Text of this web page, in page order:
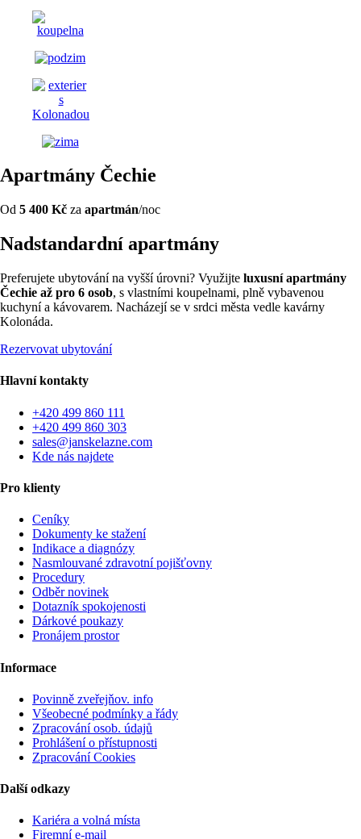
Apartmány Čechie
Od 5 400 Kč za apartmán/noc
Nadstandardní apartmány
Preferujete ubytování na vyšší úrovni? Využijte luxusní apartmány
Čechie až pro 6 osob, s vlastními koupelnami, plně vybavenou
kuchyní a kávovarem. Nacházejí se v srdci města vedle kavárny
Kolonáda.
Rezervovat ubytování
Hlavní kontakty
+420 499 860 111
+420 499 860 303
sales@janskelazne.com
Kde nás najdete
Pro klienty
Ceníky
Dokumenty ke stažení
Indikace a diagnózy
Nasmlouvané zdravotní pojišťovny
Procedury
Odběr novinek
Dotazník spokojenosti
Dárkové poukazy
Pronájem prostor
Informace
Povinně zveřejňov. info
Všeobecné podmínky a řády
Zpracování osob. údajů
Prohlášení o přístupnosti
Zpracování Cookies
Další odkazy
Kariéra a volná místa
Firemní­ e-mail